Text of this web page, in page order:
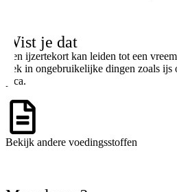
Wist je dat
Een ijzertekort kan leiden tot een
trek in ongebruikelijke dingen zoals
pica.
Bekijk andere voedingsstoffen